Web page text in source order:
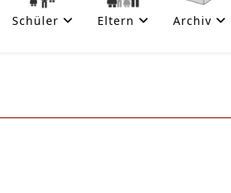
Schüler Eltern Archiv